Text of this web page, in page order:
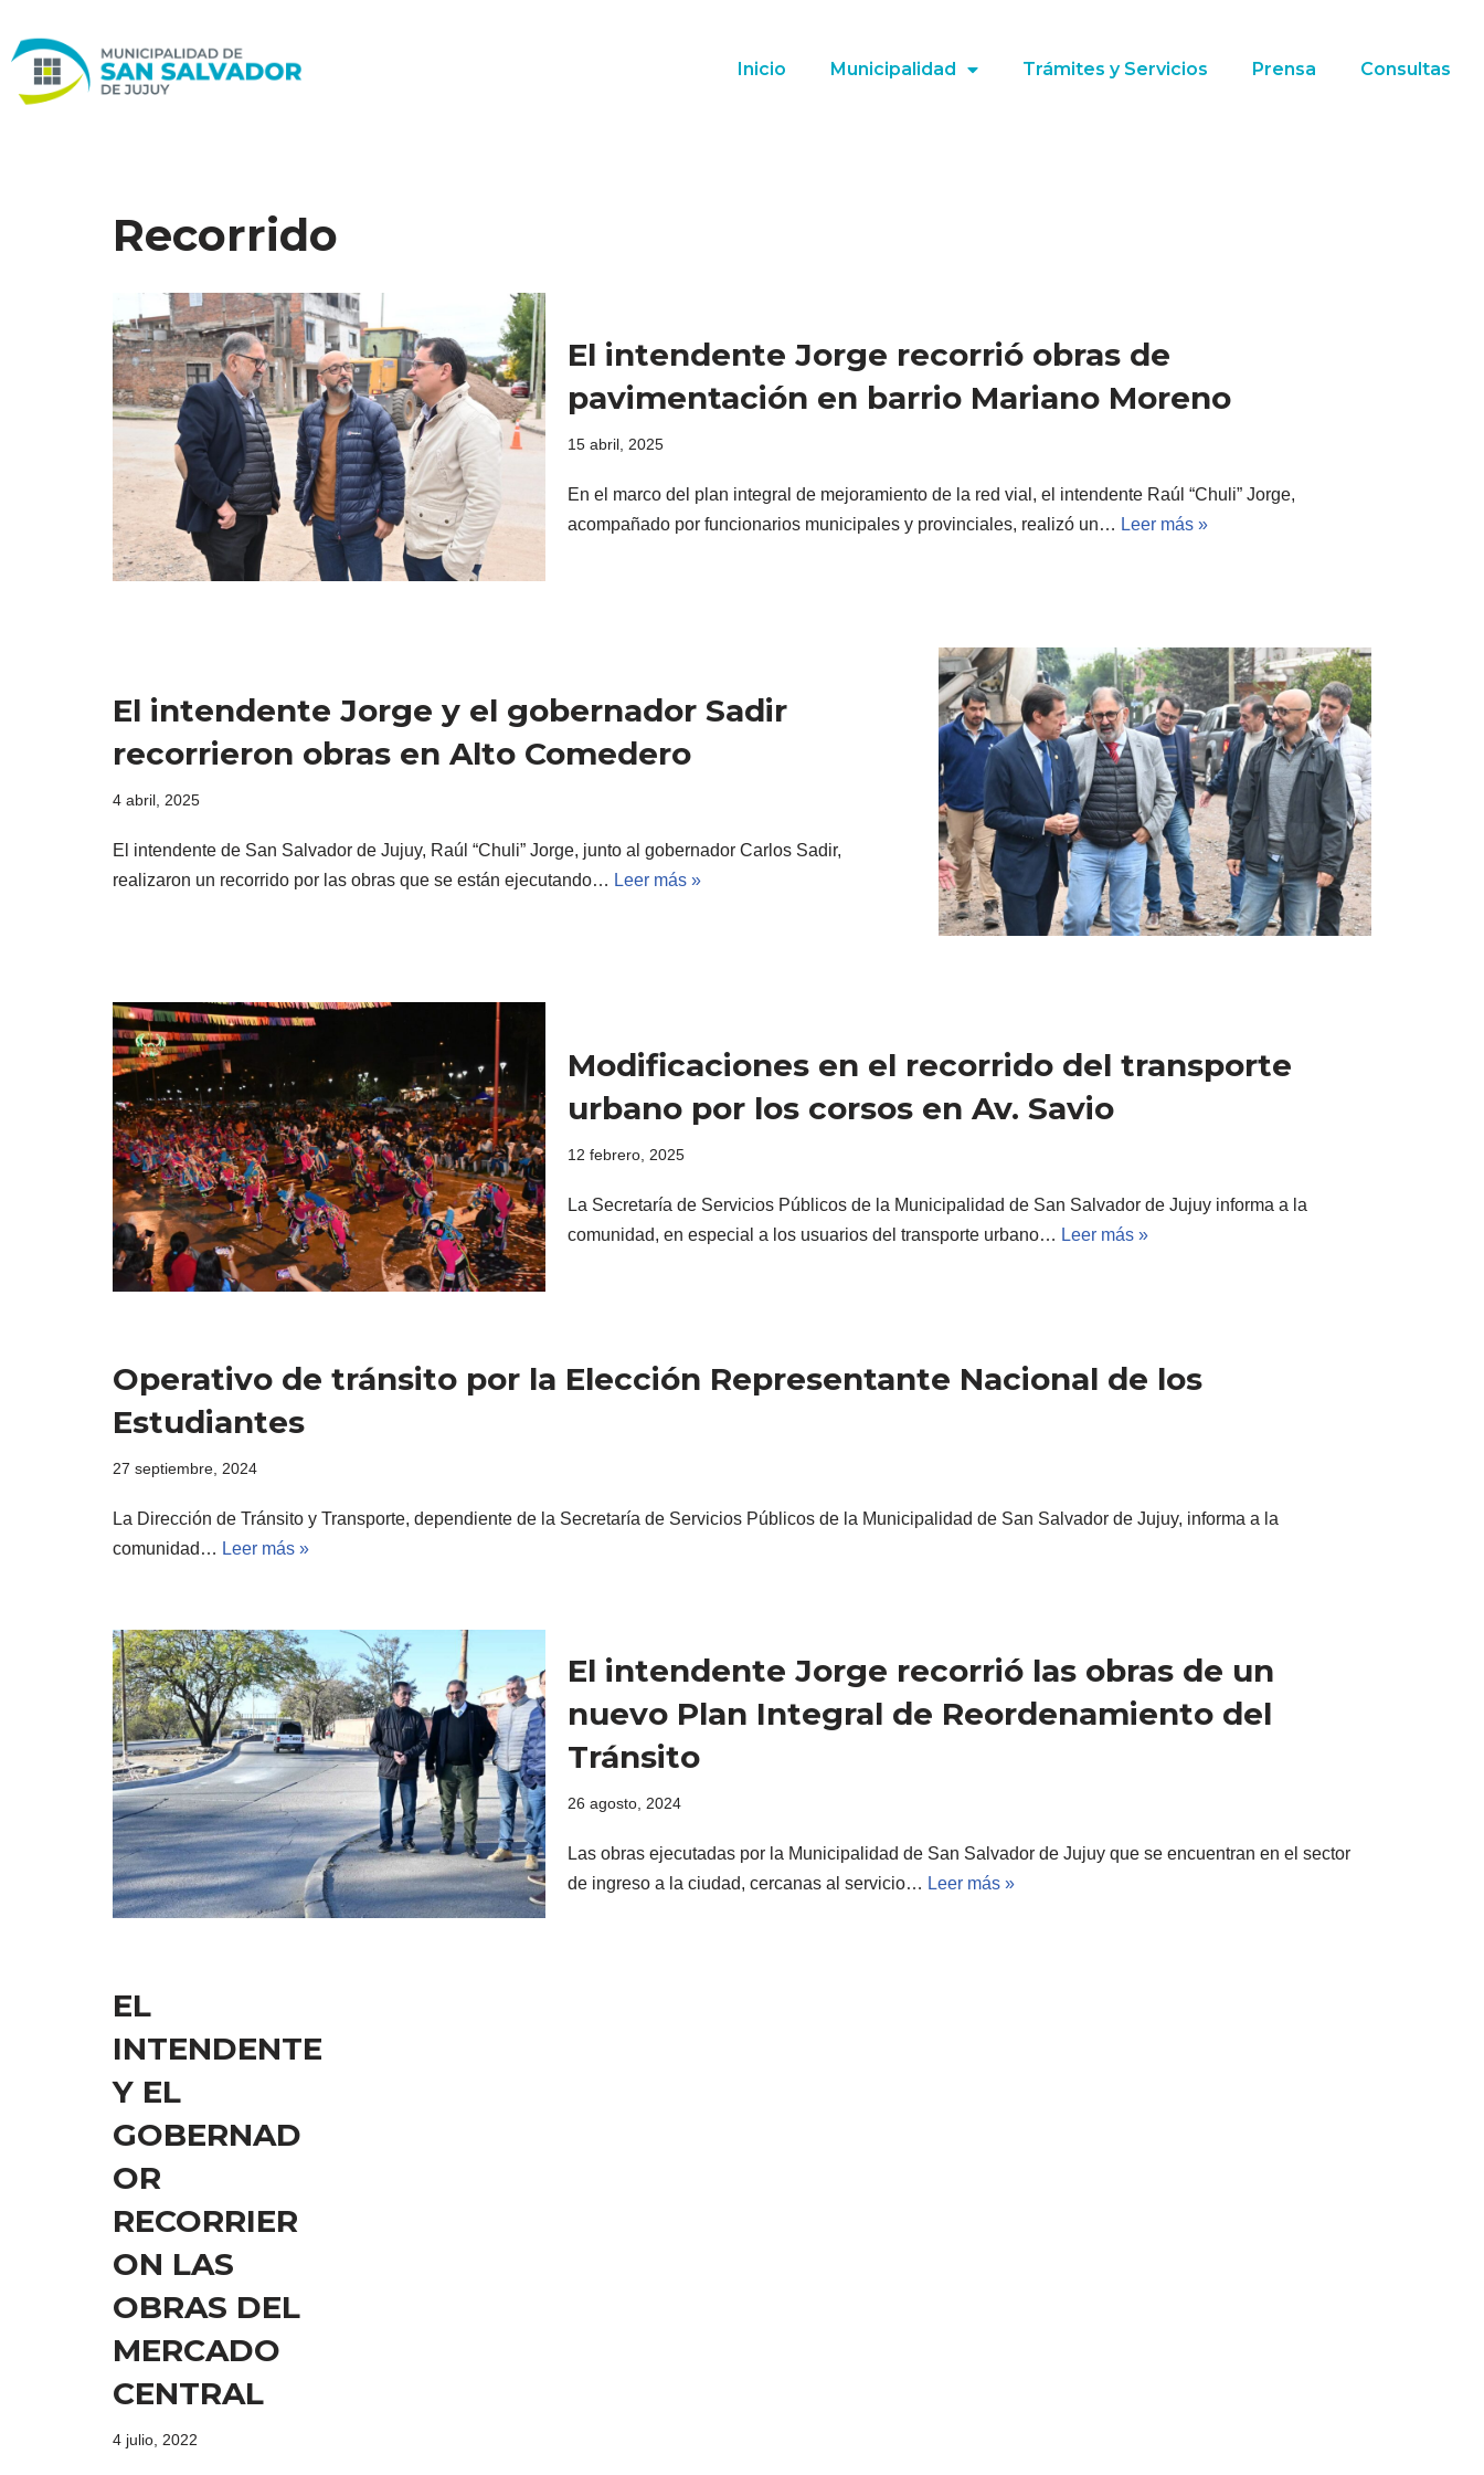
Ir
al
Inicio Municipalidad Trámites y Servicios Prensa Consultas
Recorrido
El intendente Jorge recorrió obras de
pavimentación en barrio Mariano Moreno
15 abril, 2025
En el marco del plan integral de mejoramiento de la red vial, el intendente Raúl “Chuli” Jorge,
acompañado por funcionarios municipales y provinciales, realizó un… Leer más »
El intendente Jorge y el gobernador Sadir
recorrieron obras en Alto Comedero
4 abril, 2025
El intendente de San Salvador de Jujuy, Raúl “Chuli” Jorge, junto al gobernador Carlos Sadir,
realizaron un recorrido por las obras que se están ejecutando… Leer más »
Modificaciones en el recorrido del transporte
urbano por los corsos en Av. Savio
12 febrero, 2025
La Secretaría de Servicios Públicos de la Municipalidad de San Salvador de Jujuy informa a la
comunidad, en especial a los usuarios del transporte urbano… Leer más »
Operativo de tránsito por la Elección Representante Nacional de los
Estudiantes
27 septiembre, 2024
La Dirección de Tránsito y Transporte, dependiente de la Secretaría de Servicios Públicos de la Municipalidad de San Salvador de Jujuy, informa a la
comunidad… Leer más »
El intendente Jorge recorrió las obras de un
nuevo Plan Integral de Reordenamiento del
Tránsito
26 agosto, 2024
Las obras ejecutadas por la Municipalidad de San Salvador de Jujuy que se encuentran en el sector
de ingreso a la ciudad, cercanas al servicio… Leer más »
EL
INTENDENTE
Y EL
GOBERNAD
OR
RECORRIER
ON LAS
OBRAS DEL
MERCADO
CENTRAL
4 julio, 2022